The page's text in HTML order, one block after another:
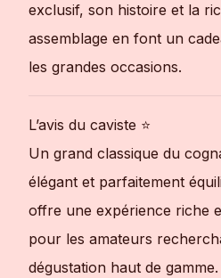
exclusif, son histoire et la
assemblage en font un
les grandes occasions.
L’avis du caviste ⭐
Un grand classique du
élégant et parfaitement
offre une expérience riche
pour les amateurs
dégustation haut de gamme.